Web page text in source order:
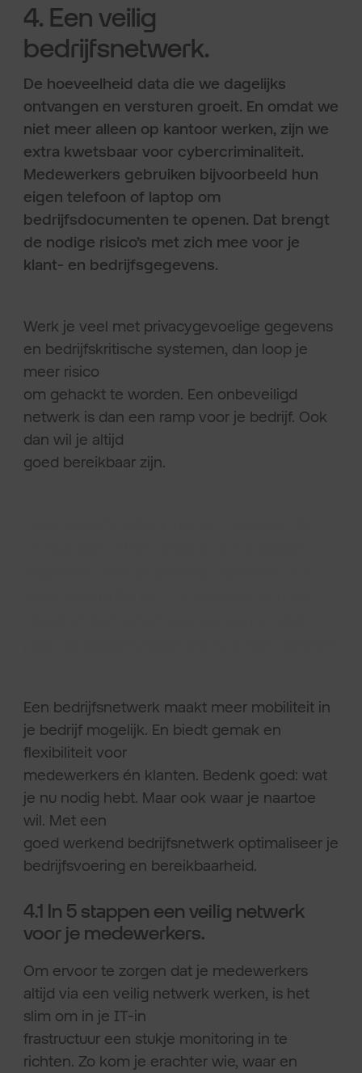
4. Een veilig
bedrijfsnetwerk.
De hoeveelheid data die we dagelijks
ontvangen en versturen groeit. En omdat we
niet meer alleen op kantoor werken, zijn we
extra kwetsbaar voor cybercriminaliteit.
Medewerkers gebruiken bijvoorbeeld hun
eigen telefoon of laptop om
bedrijfsdocumenten te openen. Dat brengt
de nodige risico’s met zich mee voor je
klant- en bedrijfsgegevens.
Werk je veel met privacygevoelige gegevens
en bedrijfskritische systemen, dan loop je
meer risico
om gehackt te worden. Een onbeveiligd
netwerk is dan een ramp voor je bedrijf. Ook
dan wil je altijd
goed bereikbaar zijn.
Een bedrijfsnetwerk maakt meer mobiliteit in
je bedrijf mogelijk. En biedt gemak en
flexibiliteit voor
medewerkers én klanten. Bedenk goed: wat
je nu nodig hebt. Maar ook waar je naartoe
wil. Met een
goed werkend bedrijfsnetwerk optimaliseer je
bedrijfsvoering en bereikbaarheid.
4.1 In 5 stappen een veilig netwerk
voor je medewerkers.
Om ervoor te zorgen dat je medewerkers
altijd via een veilig netwerk werken, is het
slim om in je IT-in
frastructuur een stukje monitoring in te
richten. Zo kom je erachter wie, waar en